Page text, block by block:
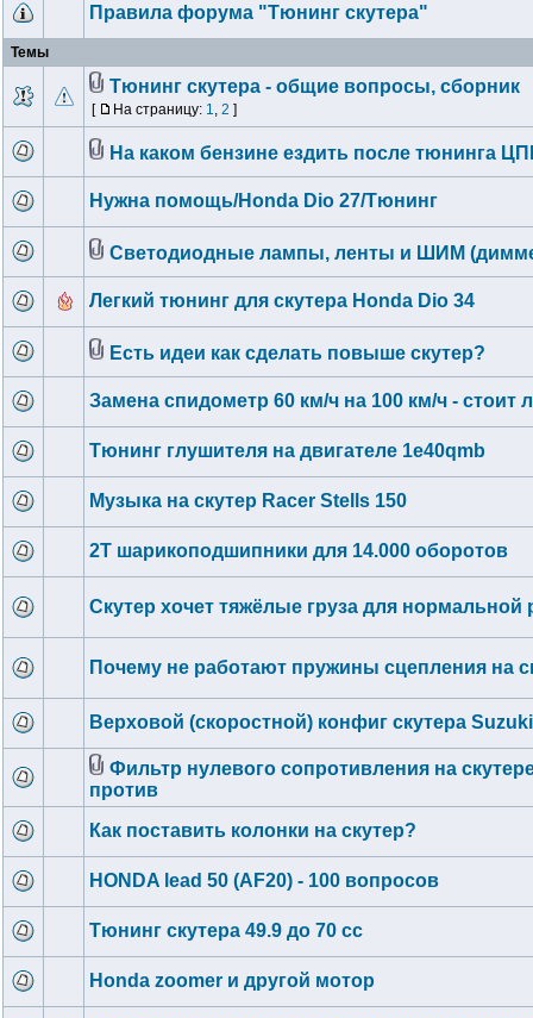
Правила форума "Тюнинг скутера"
Темы
Тюнинг скутера - общие вопросы, сборник
[ На страницу: 1, 2 ]
На каком бензине ездить после тюнинга
Нужна помощь/Honda Dio 27/Тюнинг
Светодиодные лампы, ленты и ШИМ
Легкий тюнинг для скутера Honda Dio 34
Есть идеи как сделать повыше скутер?
Замена спидометр 60 км/ч на 100 км/ч - стоит
Тюнинг глушителя на двигателе 1e40qmb
Музыка на скутер Racer Stells 150
2Т шарикоподшипники для 14.000 оборотов
Скутер хочет тяжёлые груза для нормальной
Почему не работают пружины сцепления на
Верховой (скоростной) конфиг скутера
Фильтр нулевого сопротивления на
против
Как поставить колонки на скутер?
HONDA lead 50 (AF20) - 100 вопросов
Тюнинг скутера 49.9 до 70 сс
Honda zoomer и другой мотор